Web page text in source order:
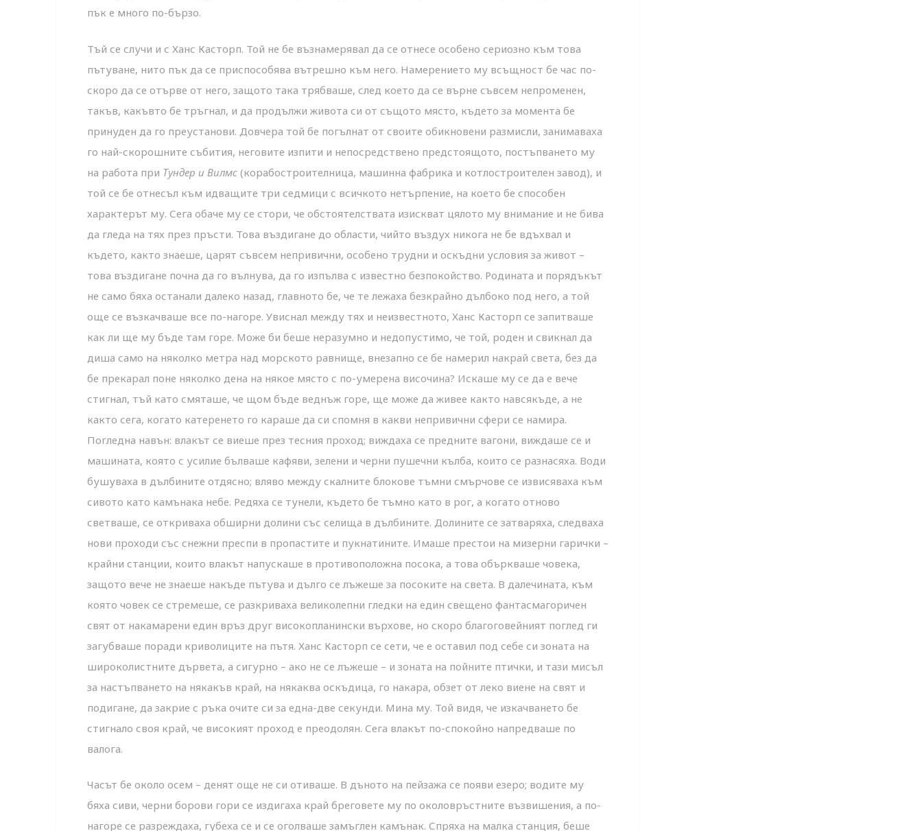
пък е много по-бързо.
Тъй се случи и с Ханс Касторп. Той не бе възнамерявал да се отнесе особено сериозно към това
пътуване, нито пък да се приспособява вътрешно към него. Намерението му всъщност бе час по-
скоро да се отърве от него, защото така трябваше, след което да се върне съвсем непроменен,
такъв, какъвто бе тръгнал, и да продължи живота си от същото място, където за момента бе
принуден да го преустанови. Довчера той бе погълнат от своите обикновени размисли, занимаваха
го най-скорошните събития, неговите изпити и непосредствено предстоящото, постъпването му
на работа при Тундер и Вилмс (корабостроителница, машинна фабрика и котлостроителен завод), и
той се бе отнесъл към идващите три седмици с всичкото нетърпение, на което бе способен
характерът му. Сега обаче му се стори, че обстоятелствата изискват цялото му внимание и не бива
да гледа на тях през пръсти. Това въздигане до области, чийто въздух никога не бе вдъхвал и
където, както знаеше, царят съвсем непривични, особено трудни и оскъдни условия за живот –
това въздигане почна да го вълнува, да го изпълва с известно безпокойство. Родината и порядъкът
не само бяха останали далеко назад, главното бе, че те лежаха безкрайно дълбоко под него, а той
още се възкачваше все по-нагоре. Увиснал между тях и неизвестното, Ханс Касторп се запитваше
как ли ще му бъде там горе. Може би беше неразумно и недопустимо, че той, роден и свикнал да
диша само на няколко метра над морското равнище, внезапно се бе намерил накрай света, без да
бе прекарал поне няколко дена на някое място с по-умерена височина? Искаше му се да е вече
стигнал, тъй като смяташе, че щом бъде веднъж горе, ще може да живее както навсякъде, а не
както сега, когато катеренето го караше да си спомня в какви непривични сфери се намира.
Погледна навън: влакът се виеше през тесния проход; виждаха се предните вагони, виждаше се и
машината, която с усилие бълваше кафяви, зелени и черни пушечни кълба, които се разнасяха. Води
бушуваха в дълбините отдясно; вляво между скалните блокове тъмни смърчове се извисяваха към
сивото като камънака небе. Редяха се тунели, където бе тъмно като в рог, а когато отново
светваше, се откриваха обширни долини със селища в дълбините. Долините се затваряха, следваха
нови проходи със снежни преспи в пропастите и пукнатините. Имаше престои на мизерни гарички –
крайни станции, които влакът напускаше в противоположна посока, а това объркваше човека,
защото вече не знаеше накъде пътува и дълго се лъжеше за посоките на света. В далечината, към
която човек се стремеше, се разкриваха великолепни гледки на един свещено фантасмагоричен
свят от накамарени един връз друг високопланински върхове, но скоро благоговейният поглед ги
загубваше поради криволиците на пътя. Ханс Касторп се сети, че е оставил под себе си зоната на
широколистните дървета, а сигурно – ако не се лъжеше – и зоната на пойните птички, и тази мисъл
за настъпването на някакъв край, на някаква оскъдица, го накара, обзет от леко виене на свят и
подигане, да закрие с ръка очите си за една-две секунди. Мина му. Той видя, че изкачването бе
стигнало своя край, че високият проход е преодолян. Сега влакът по-спокойно напредваше по
валога.
Часът бе около осем – денят още не си отиваше. В дъното на пейзажа се появи езеро; водите му
бяха сиви, черни борови гори се издигаха край бреговете му по околовръстните възвишения, а по-
нагоре се разреждаха, губеха се и се оголваше замъглен камънак. Спряха на малка станция, беше